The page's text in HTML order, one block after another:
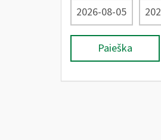
Paieška